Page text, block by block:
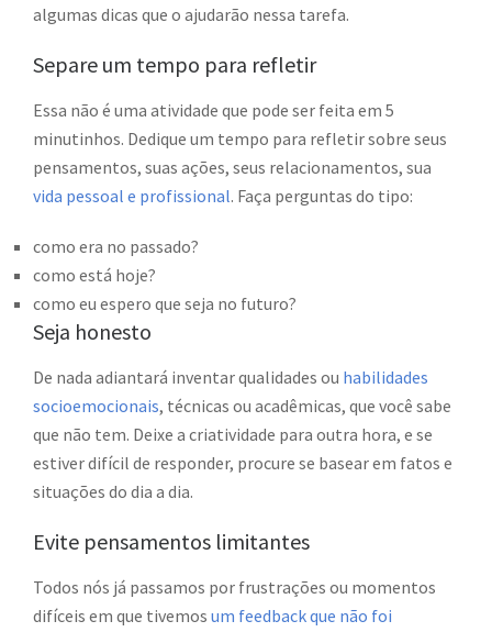
algumas dicas que o ajudarão nessa tarefa.
Separe um tempo para refletir
Essa não é uma atividade que pode ser feita em 5
minutinhos. Dedique um tempo para refletir sobre seus
pensamentos, suas ações, seus relacionamentos, sua
vida pessoal e profissional. Faça perguntas do tipo:
como era no passado?
como está hoje?
como eu espero que seja no futuro?
Seja honesto
De nada adiantará inventar qualidades ou habilidades
socioemocionais, técnicas ou acadêmicas, que você sabe
que não tem. Deixe a criatividade para outra hora, e se
estiver difícil de responder, procure se basear em fatos e
situações do dia a dia.
Evite pensamentos limitantes
Todos nós já passamos por frustrações ou momentos
difíceis em que tivemos um feedback que não foi